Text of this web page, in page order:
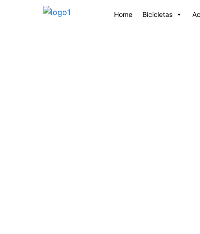
Home Bicicletas